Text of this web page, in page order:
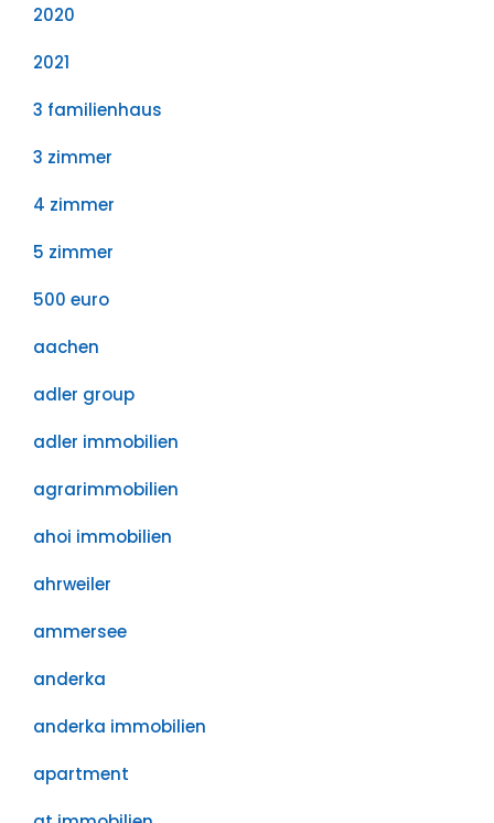
2020
2021
3 familienhaus
3 zimmer
4 zimmer
5 zimmer
500 euro
aachen
adler group
adler immobilien
agrarimmobilien
ahoi immobilien
ahrweiler
ammersee
anderka
anderka immobilien
apartment